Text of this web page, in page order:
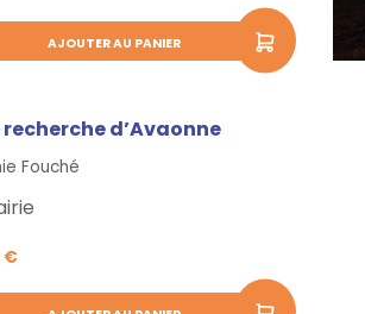
AJOUTER AU PANIER
recherche d’Avaonne
Fouché
€